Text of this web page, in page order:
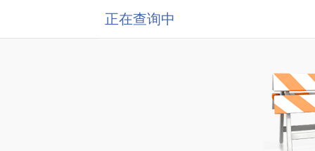
正在查询中